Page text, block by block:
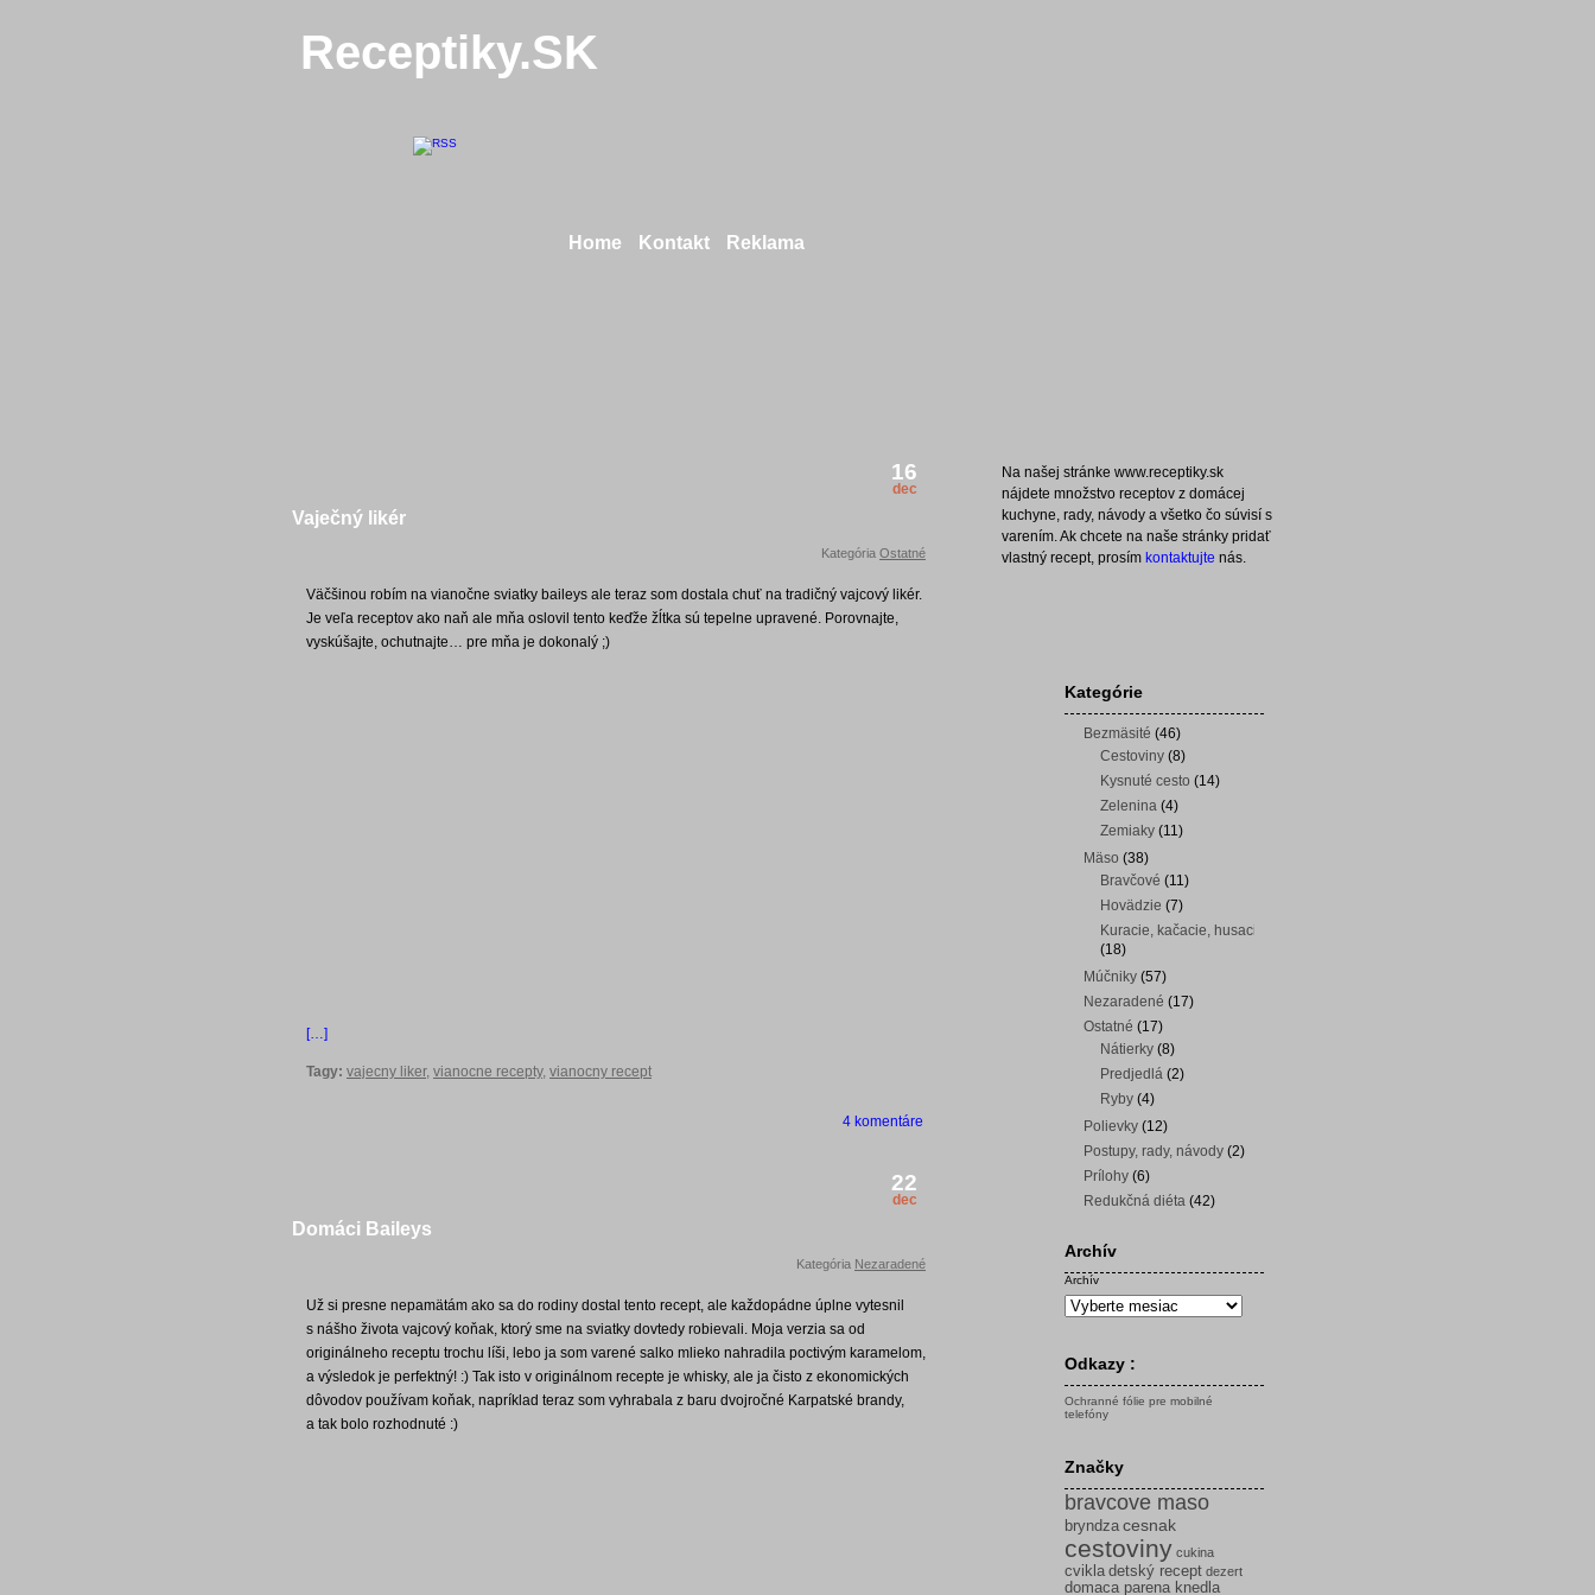
Receptiky.SK
Home Kontakt Reklama
Vaječný likér
Kategória Ostatné
16
dec
Väčšinou robím na vianočne sviatky baileys ale teraz som dostala chuť na tradičný vajcový likér.
Je veľa receptov ako naň ale mňa oslovil tento keďže žĺtka sú tepelne upravené. Porovnajte,
vyskúšajte, ochutnajte… pre mňa je dokonalý ;)
[…]
Tagy: vajecny liker, vianocne recepty, vianocny recept
4 komentáre
Domáci Baileys
Kategória Nezaradené
22
dec
Už si presne nepamätám ako sa do rodiny dostal tento recept, ale každopádne úplne vytesnil
s nášho života vajcový koňak, ktorý sme na sviatky dovtedy robievali. Moja verzia sa od
originálneho receptu trochu líši, lebo ja som varené salko mlieko nahradila poctivým karamelom,
a výsledok je perfektný! :) Tak isto v originálnom recepte je whisky, ale ja čisto z ekonomických
dôvodov používam koňak, napríklad teraz som vyhrabala z baru dvojročné Karpatské brandy,
a tak bolo rozhodnuté :)
Na našej stránke www.receptiky.sk
nájdete množstvo receptov z domácej
kuchyne, rady, návody a všetko čo súvisí s
varením. Ak chcete na naše stránky pridať
vlastný recept, prosím kontaktujte nás.
Kategórie
Bezmäsité (46)
Cestoviny (8)
Kysnuté cesto (14)
Zelenina (4)
Zemiaky (11)
Mäso (38)
Bravčové (11)
Hovädzie (7)
Kuracie, kačacie, husacie
(18)
Múčniky (57)
Nezaradené (17)
Ostatné (17)
Nátierky (8)
Predjedlá (2)
Ryby (4)
Polievky (12)
Postupy, rady, návody (2)
Prílohy (6)
Redukčná diéta (42)
Archív
Archív
Odkazy :
Ochranné fólie pre mobilné
telefóny
Značky
bravcove maso
bryndza cesnak
cestoviny cukina
cvikla detský recept dezert
domaca parena knedla